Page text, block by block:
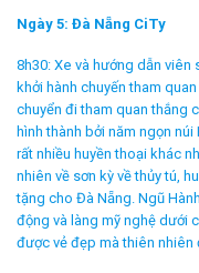
Ngày 5: Đà Nẵng CiTy
8h30: Xe và hướng dẫn viên
khởi hành chuyến tham
chuyển đi tham quan thắng
hình thành bởi năm ngọn
rất nhiều huyền thoại khác
nhiên về sơn kỳ về thủy tú,
tặng cho Đà Nẵng. Ngũ
động và làng mỹ nghệ dưới
được vẻ đẹp mà thiên nhiên